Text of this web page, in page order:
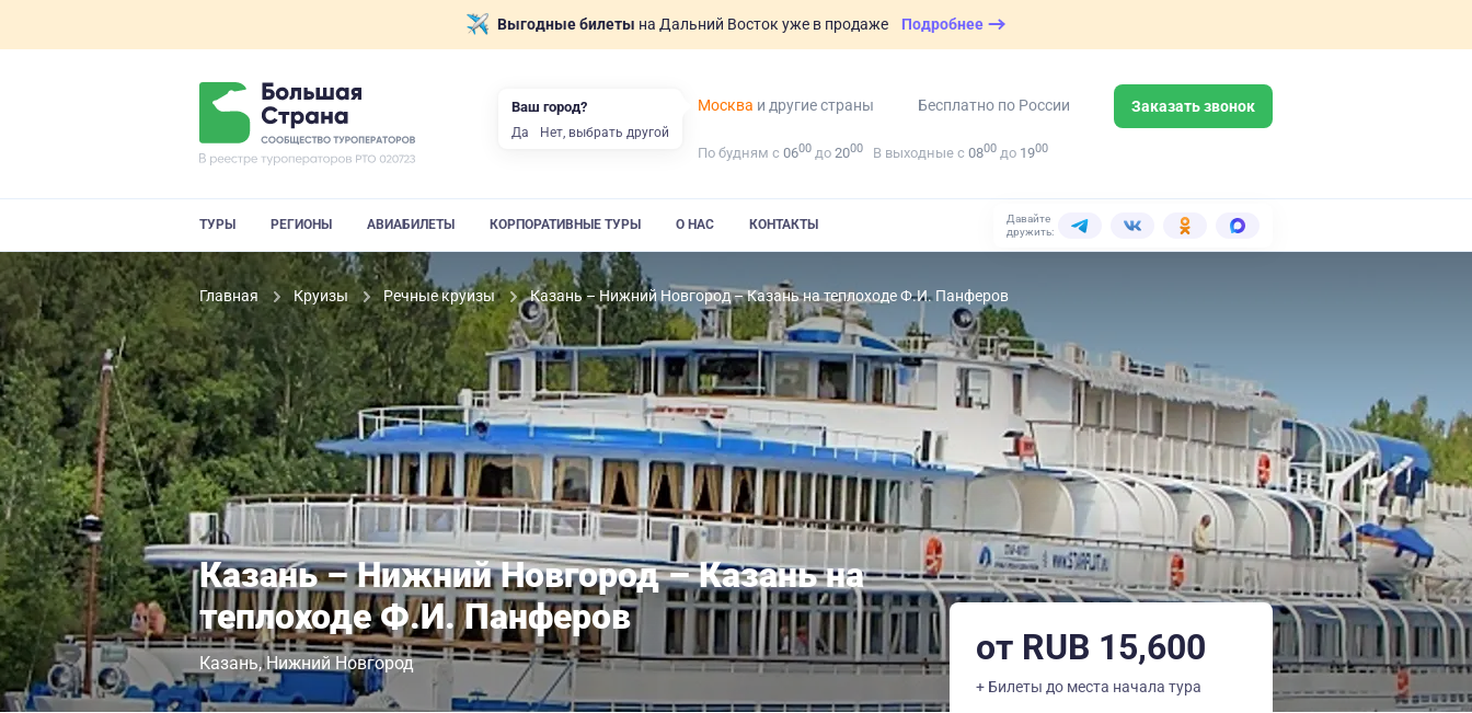
Выгодные билеты на Дальний Восток уже в продаже Подробнее
Москва и другие страны Бесплатно по России Заказать звонок
По будням с 0600 до 2000 В выходные с 0800 до 1900
ТУРЫ РЕГИОНЫ АВИАБИЛЕТЫ КОРПОРАТИВНЫЕ ТУРЫ О НАС КОНТАКТЫ
Давайте
дружить:
Главная Круизы Речные круизы Казань – Нижний Новгород – Казань на теплоходе Ф.И. Панферов
Казань – Нижний Новгород – Казань на
теплоходе Ф.И. Панферов
Казань Нижний Новгород от RUB 15,600
+ Билеты до места начала тура
Ваш город?
Да Нет, выбрать другой